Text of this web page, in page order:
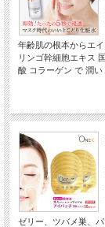
年齢肌の根本からエイ
リンゴ幹細胞エキス
酸 コラーゲン で 潤い
ゼリー、ツバメ巣、